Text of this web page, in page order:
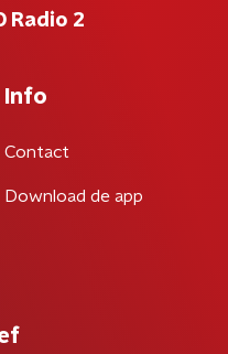
Radio 2
Info
Contact
Download de app